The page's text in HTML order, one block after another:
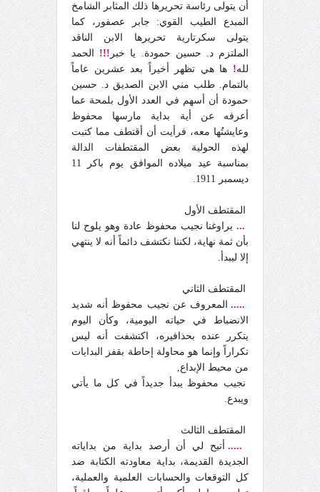
أن يتولى رئاسة تحريرها ذلك المثابر الشامخ
المبدع الطيب القوي: جابر عصفور، كما
يتولى سكرتارية تحريرها الابن الناقد
الملتزم د. حسين حمودة. يا خبر !!!
الحمد
لله! ها هي تظهر أخيراً بعد عشرين عاماً
بالتمام. طلب مني الابن الصديق د. حسين
حمودة أن أسهم في العدد الأول بلمحة عما
أعرفه عن أية بداية مارسها محفوظ
وعايشتُها معه، فرأيت أن أقتطف مما كتبت
لهذه الحولية بعض المقتطفات الدالة
بمناسبة عيد ميلاده الموافق يوم باكر 11
ديسمبر 1911.
المقتطف الأول
... يراوغنا نجيب محفوظ عادة وهو يلوح لنا
بأن ثمة نهاية، لكننا نكتشف دائماً أنه لا ينتهي
إلا ليبدأ.
المقتطف الثاني
..... المعروف عن نجيب محفوظ أنه شديد
الانضباط في حياته اليومية، وكأن اليوم
يتكرر عنده بحذافيره، اكتشفت أنه ليس
تكراراً وإنما هو محاولة إحاطة بقفز البدايات
من محيط الإبداع,
نجيب محفوظ يبدأ جديداً في كل ما يأتي
ويبدع.
المقتطف الثالث
.....أتيح لي أن أرصد بداية من بداياته
الجديدة القديمة، بداية معاودته الكتابة ضد
كل التوقعات والحسابات العلمية والعملية،